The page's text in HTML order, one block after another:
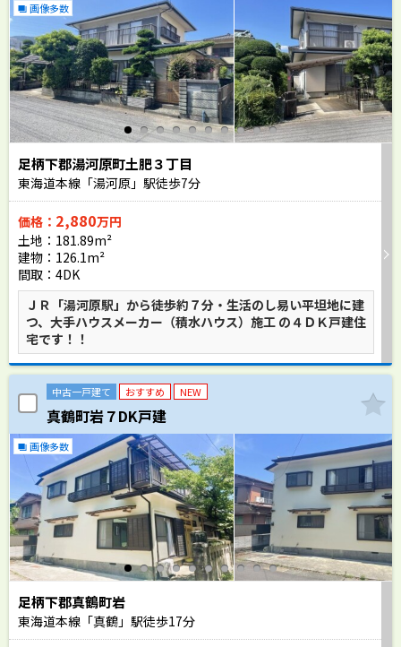
画像多数
足柄下郡湯河原町土肥３丁目
東海道本線「湯河原」駅徒歩7分
価格： 2,880万円
土地：181.89m²
建物：126.1m²
間取：4DK
ＪＲ「湯河原駅」から徒歩約７分・生活のし易い平坦地に建
つ、大手ハウスメーカー（積水ハウス）施工 の４ＤＫ戸建住
宅です！！
中古一戸建て おすすめ NEW
真鶴町岩７DK戸建
画像多数
足柄下郡真鶴町岩
東海道本線「真鶴」駅徒歩17分